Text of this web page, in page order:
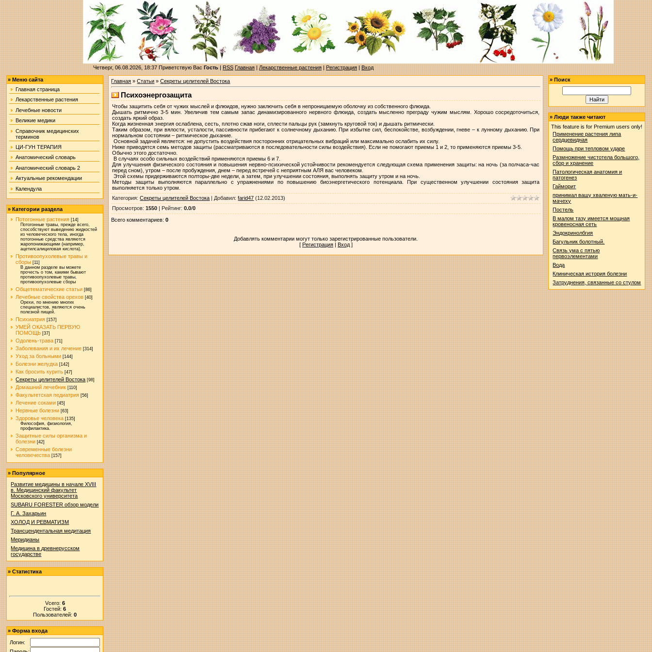
Четверг, 06.08.2026, 18:37Приветствую Вас Гость|RSS Главная|Лекарственные растения|Регистрация|Вход
»Меню сайта
Главная страница
Лекарственные растения
Лечебные новости
Великие медики
Справочник медицинских
терминов
ЦИ-ГУН ТЕРАПИЯ
Анатомический словарь
Анатомический словарь 2
Актуальные рекомендации
Календула
»Категории раздела
Потогонные растения [14]
Потогонные травы, прежде всего,
способствуют выведению жидкостей
из человеческого тела, иногда
потогонные средства являются
жаропонижающими (например,
ацетилсалициловая кислота).
Противоопухолевые травы и
сборы [11]
В данном разделе вы можете
прочесть о том, какими бывают
противоопухолевые травы,
противоопухолевые сборы
Общетематические статьи [86]
Лечебные свойства орехов [40]
Орехи, по мнению многих
специалистов, являются очень
полезной пищей.
Психиатрия [157]
УМЕЙ ОКАЗАТЬ ПЕРВУЮ
ПОМОЩЬ [37]
Одолень-трава [71]
Заболевания и их лечение [314]
Уход за больными [144]
Болезни желудка [142]
Как бросить курить [47]
Секреты целителей Востока [98]
Домашний лечебник [110]
Факультетская педиатрия [56]
Лечение соками [45]
Нервные болезни [63]
Здоровье человека [135]
Философия, физиология,
профилактика.
Защитные силы организма и
болезни [42]
Современные болезни
человечества [157]
»Популярное
Развитие медицины в начале XVIII
в. Медицинский факультет
Московского университета
SUBARU FORESTER обзор модели
Г. А. Захарьин
ХОЛОД И РЕВМАТИЗМ
Трансцендентальная медитация
Меридианы
Медицина в древнерусском
государстве
»Статистика
Vсего: 6
Гостей:6
Пользователей:0
»Форма входа
Логин:
Главная »Статьи »Секреты целителей Востока
Психоэнергозащита
Чтобы защитить себя от чужих мыслей и флюидов, нужно заключить себя в непроницаемую оболочку из собственного флюида.
Дышать ритмично 3-5 мин. Увеличив тем самым запас динамизированного нервного флюида, создать мысленно преграду чужим мыслям. Хорошо сосредоточиться,
создать яркий образ.
Когда жизненная энергия ослаблена, сесть, плотно сжав ноги, сплести пальцы рук (замкнуть круговой ток) и дышать ритмически.
Таким образом, при вялости, усталости, пассивности прибегают к солнечному дыханию. При избытке сил, беспокойстве, возбуждении, гневе – к лунному дыханию. При
нормальном состоянии – ритмическое дыхание.
Основной задачей является: не допустить воздействия посторонних отрицательных вибраций или максимально ослабить их силу.
Ниже приводятся семь методов защиты (рассматриваются в последовательности силы воздействия). Если не помогают приемы 1 и 2, то применяются приемы 3-5.
Обычно этого достаточно.
В случаях особо сильных воздействий применяются приемы 6 и 7.
Для улучшения физического состояния и повышения нервно-психической устойчивости рекомендуется следующая схема применения защиты: на ночь (за полчаса-час
перед сном), утром – после пробуждения, днем – перед встречей с неприятным АЛЯ вас человеком.
Этой схемы придерживаются полторы-две недели, а затем, при улучшении состояния, выполнять защиту утром и на ночь.
Методы защиты выполняются параллельно с упражнениями по повышению биоэнергетического потенциала. При существенном улучшении состояния защита
выполняется только утром.
Категория:Секреты целителей Востока | Добавил:farid47 (12.02.2013)
Просмотров:1550 | Рейтинг:0.0/0
Всего комментариев:0
Добавлять комментарии могут только зарегистрированные пользователи.
[ Регистрация| Вход]
»Поиск
»Люди также читают
This feature is for Premium users only!
Применение растения липа
сердцевидная
Помощь при тепловом ударе
Размножение чистотела большого,
сбор и хранение
Патологическая анатомия и
патогенез
Гайморит
принимал вашу хваленую мать-и-
мачеху
Постель
В малом тазу имеется мощная
кровеносная сеть
Эндокринолбгия
Багульник болотный.
Связь ума с пятью
первоэлементами
Вода
Клиническая история болезни
Затруднения, связанные со стулом